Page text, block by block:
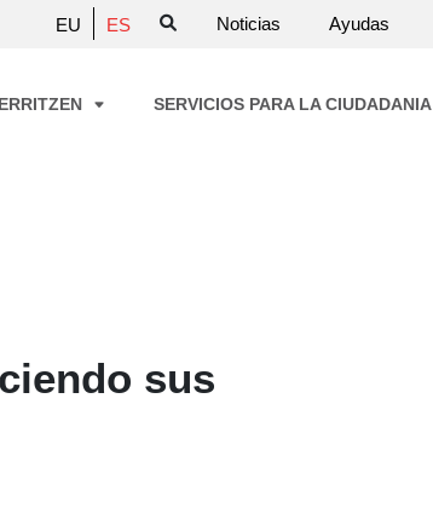
EU ES Noticias Ayudas
SERVICIOS PARA LA CIUDADANIA
sus